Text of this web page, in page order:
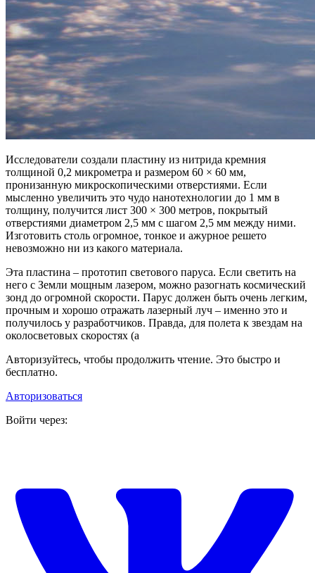
Исследователи создали пластину из нитрида кремния
толщиной 0,2 микрометра и размером 60 × 60 мм,
пронизанную микроскопическими отверстиями. Если
мысленно увеличить это чудо нанотехнологии до 1 мм в
толщину, получится лист 300 × 300 метров, покрытый
отверстиями диаметром 2,5 мм с шагом 2,5 мм между ними.
Изготовить столь огромное, тонкое и ажурное решето
невозможно ни из какого материала.
Эта пластина – прототип светового паруса. Если светить на
него с Земли мощным лазером, можно разогнать космический
зонд до огромной скорости. Парус должен быть очень легким,
прочным и хорошо отражать лазерный луч – именно это и
получилось у разработчиков. Правда, для полета к звездам на
околосветовых скоростях (а
Авторизуйтесь, чтобы продолжить чтение. Это быстро и
бесплатно.
Авторизоваться
Войти через: